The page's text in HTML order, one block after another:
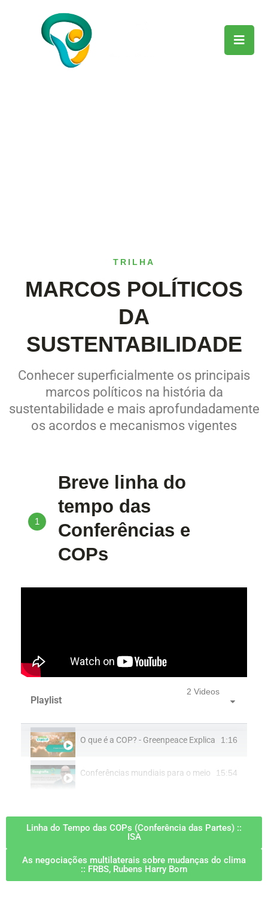
TRILHA
MARCOS POLÍTICOS
DA
SUSTENTABILIDADE
Conhecer superficialmente os principais
marcos políticos na história da
sustentabilidade e mais aprofundadamente
os acordos e mecanismos vigentes
1
Breve linha do
tempo das
Conferências e
COPs
Playlist
2 Videos
O que é a COP? - Greenpeace Explica 1:16
Conferências mundiais para o meio ambiente​ -
15:54
Linha do Tempo das COPs (Conferência das Partes) ::
ISA
As negociações multilaterais sobre mudanças do clima
:: FRBS, Rubens Harry Born